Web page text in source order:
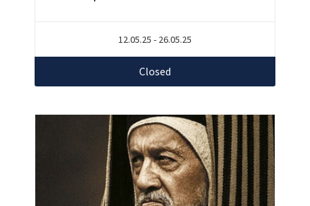
12.05.25 - 26.05.25
Closed